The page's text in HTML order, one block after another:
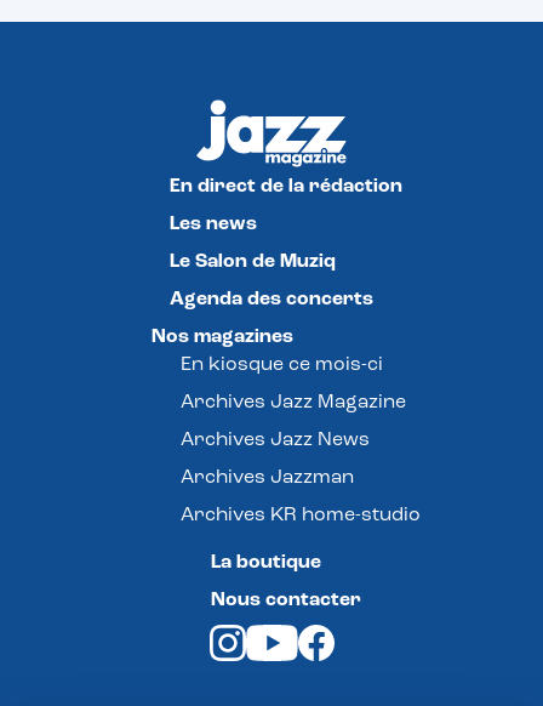
En direct de la rédaction
Les news
Le Salon de Muziq
Agenda des concerts
Nos magazines
En kiosque ce mois-ci
Archives Jazz Magazine
Archives Jazz News
Archives Jazzman
Archives KR home-studio
La boutique
Nous contacter